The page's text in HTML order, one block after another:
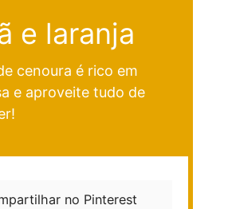
e laranja
cenoura é rico em
e aproveite tudo de
no Pinterest